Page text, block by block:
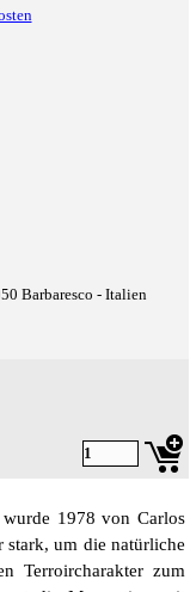
Barbaresco - Italien
1978 von Carlos
stark, um die natürliche
Terroircharakter zum